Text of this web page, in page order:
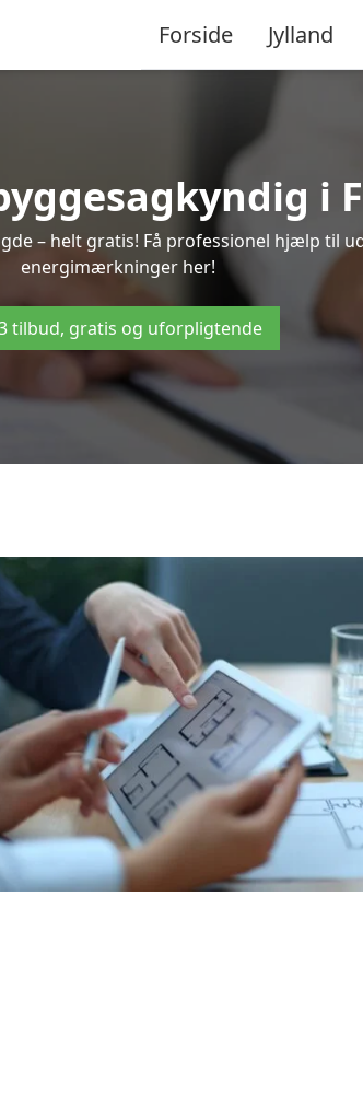
Forside Jylland
i
– helt gratis! Få professionel hjælp til
energimærkninger her!
tilbud, gratis og uforpligtende